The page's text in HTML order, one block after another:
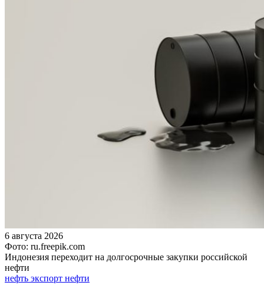
6 августа 2026
Фото: ru.freepik.com
Индонезия переходит на долгосрочные закупки российской
нефти
нефть экспорт нефти